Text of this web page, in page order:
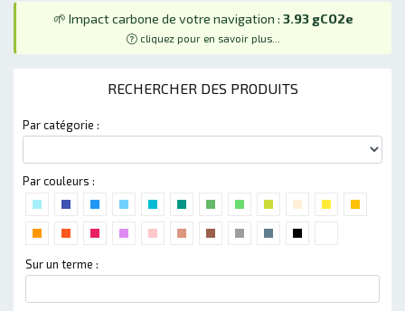
🌱 Impact carbone de votre navigation : 3.93 gCO2e
cliquez pour en savoir plus...
RECHERCHER DES PRODUITS
Par catégorie :
Par couleurs :
Sur un terme :